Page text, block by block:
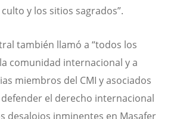
y los sitios sagrados”.
también llamó a “todos los
comunidad internacional y a
miembros del CMI y asociados
el derecho internacional
desalojos inminentes en Masafer